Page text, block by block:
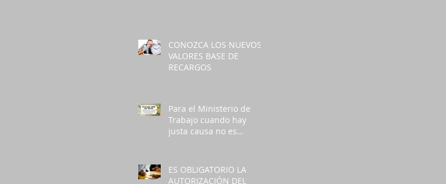
CONOZCA LOS NUEVOS
VALORES BASE DE
RECARGOS
Para el Ministerio de
Trabajo cuando hay
justa causa no es
de salud
ES OBLIGATORIO LA
AUTORIZACIÓN DEL